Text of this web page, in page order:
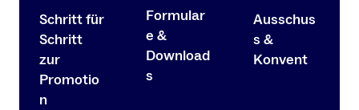
Schritt für
Schritt
zur
Promotio
n
Formular
e &
Download
s
Ausschus
s &
Konvent